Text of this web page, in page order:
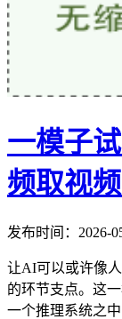
一模子
频取视
发布时间：2026-
让AI可以或许像
的环节支点。这
一个推理系统之